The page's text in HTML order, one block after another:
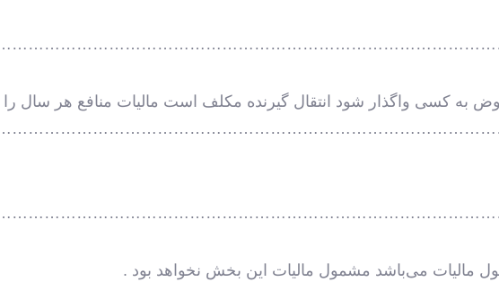
به کسی واگذار شود انتقال گیرنده مکلف است مالیات منافع هر سال را
مالیات می‌باشد مشمول مالیات این بخش نخواهد بود .